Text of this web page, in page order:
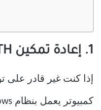
1. إعادة تمكين BLUETOOTH